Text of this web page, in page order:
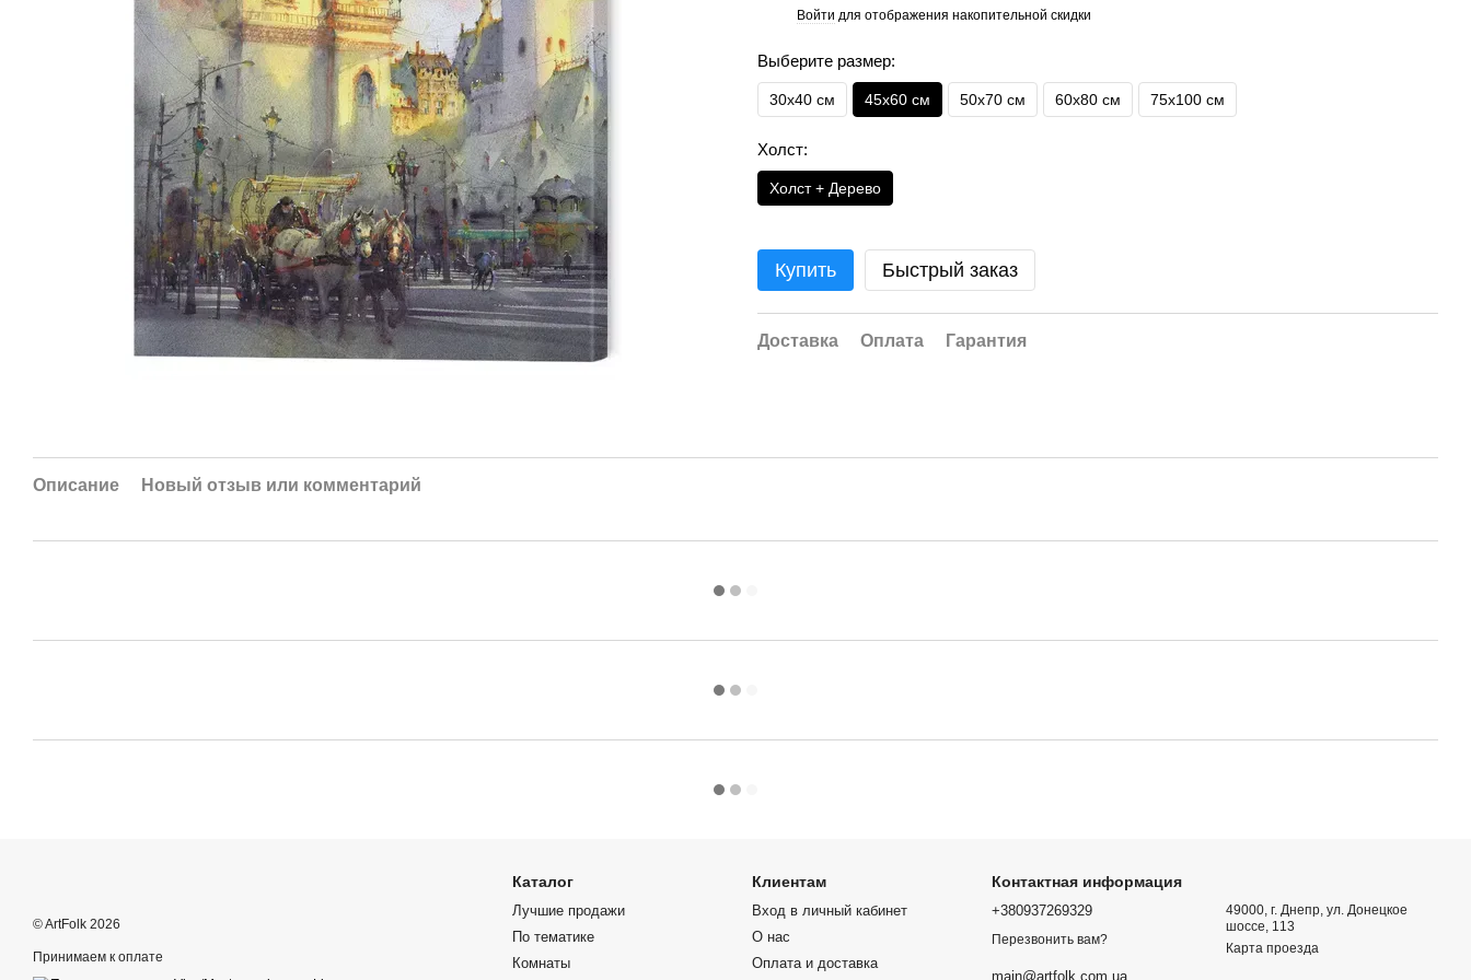
Войти для отображения накопительной скидки
Выберите размер:
30х40 см 45х60 см 50х70 см 60х80 см 75х100 см
Холст:
Холст + Дерево
Купить Быстрый заказ
Доставка Оплата Гарантия
Описание Новый отзыв или комментарий
© ArtFolk 2026
Принимаем к оплате
Каталог
Лучшие продажи
По тематике
Комнаты
Клиентам
Вход в личный кабинет
О нас
Оплата и доставка
Контактная информация
+380937269329
Перезвонить вам?
main@artfolk.com.ua
49000, г. Днепр, ул. Донецкое
шоссе, 113
Карта проезда